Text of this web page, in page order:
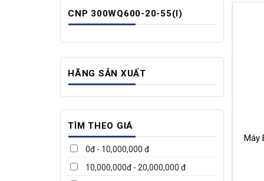
CNP 300WQ600-20-55(I)
HÃNG SẢN XUẤT
TÌM THEO GIÁ
0đ - 10,000,000 đ
10,000,000đ - 20,000,000 đ
Máy